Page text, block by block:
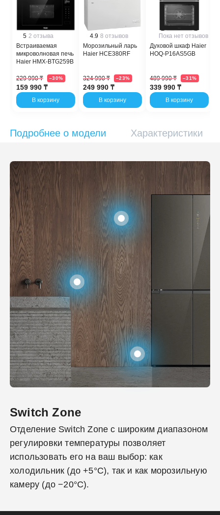
5 2 отзыва
Встраиваемая
микроволновая печь
Haier HMX-BTG259B
159 990 ₸
229 990 ₸ –30%
В корзину
4.9 8 отзывов
Морозильный ларь
Haier HCE380RF
249 990 ₸
324 990 ₸ –23%
В корзину
Пока нет отзывов
Духовой шкаф Haier
HOQ-P16AS5GB
339 990 ₸
489 990 ₸ –31%
В корзину
Подробнее о модели Характеристики
Switch Zone
Отделение Switch Zone с широким диапазоном
регулировки температуры позволяет
использовать его на ваш выбор: как
холодильник (до +5°C), так и как морозильную
камеру (до −20°C).